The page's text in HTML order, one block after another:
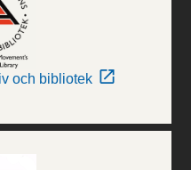
och bibliotek